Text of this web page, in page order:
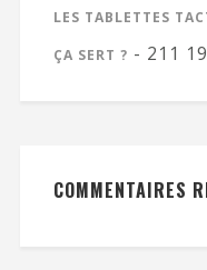
LES TABLETTES
ÇA SERT ? - 211
COMMENTAIRES